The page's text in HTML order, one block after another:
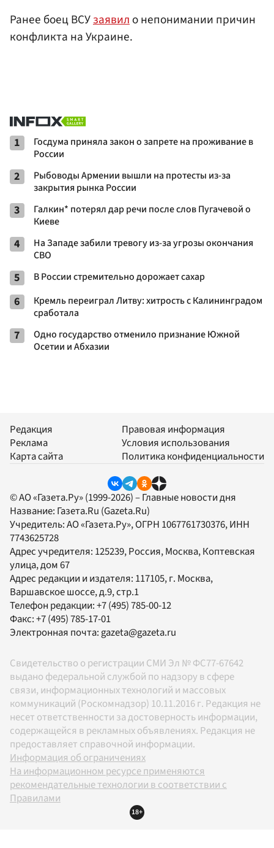
Ранее боец ВСУзаявило непонимании причин
конфликта на Украине.
1
Госдума приняла закон о запрете на проживание в
России
2
Рыбоводы Армении вышли на протесты из-за
закрытия рынка России
3
Галкин* потерял дар речи после слов Пугачевой о
Киеве
4
На Западе забили тревогу из-за угрозы окончания
СВО
5 В России стремительно дорожает сахар
6
Кремль переиграл Литву: хитрость с Калининградом
сработала
7
Одно государство отменило признание Южной
Осетии и Абхазии
Редакция
Реклама
Карта сайта
Правовая информация
Условия использования
Политика конфиденциальности
© АО «Газета.Ру» (1999-2026) – Главные новости дня
Название: Газета.Ru (Gazeta.Ru)
Учредитель:АО «Газета.Ру», ОГРН 1067761730376, ИНН
7743625728
Адрес учредителя: 125239, Россия, Москва, Коптевская
улица, дом 67
Адрес редакции и издателя: 117105, г. Москва,
Варшавское шоссе, д.9, стр.1
Телефон редакции:+7 (495) 785-00-12
Факс:+7 (495) 785-17-01
Электронная почта: gazeta@gazeta.ru
Свидетельство о регистрации СМИ Эл № ФС77-67642
выдано федеральной службой по надзору в сфере
связи, информационных технологий и массовых
коммуникаций (Роскомнадзор) 10.11.2016 г. Редакция не
несет ответственности за достоверность информации,
содержащейся в рекламных объявлениях. Редакция не
предоставляет справочной информации.
Информация об ограничениях
На информационном ресурсе применяются
рекомендательные технологии в соответствии с
Правилами
18+